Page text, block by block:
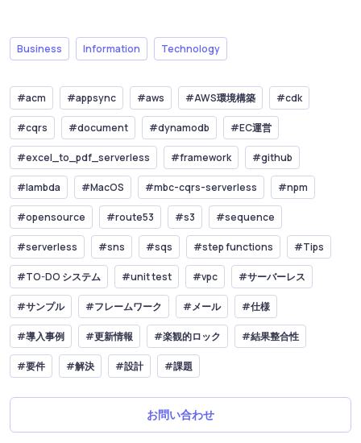
Business Information Technology
#acm #appsync #aws #AWS環境構築 #cdk
#cqrs #document #dynamodb #EC運営
#excel_to_pdf_serverless #framework #github
#lambda #MacOS #mbc-cqrs-serverless #npm
#opensource #route53 #s3 #sequence
#serverless #sns #sqs #step functions #Tips
#TO-DO システム #unit test #vpc #サーバーレス
#サンプル #フレームワーク #メール #仕様
#導入事例 #更新情報 #楽観的ロック #結果整合性
#要件 #解決 #設計 #課題
お問い合わせ